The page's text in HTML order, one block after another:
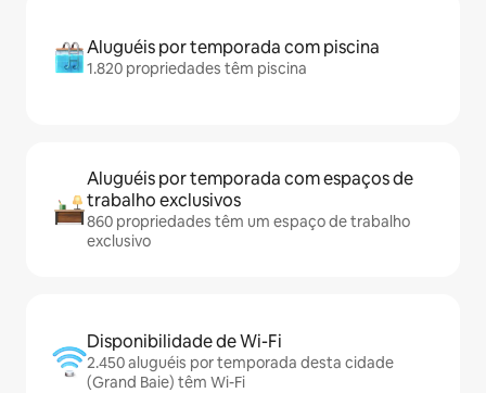
Aluguéis por temporada com piscina
1.820 propriedades têm piscina
Aluguéis por temporada com espaços de
trabalho exclusivos
860 propriedades têm um espaço de trabalho
exclusivo
Disponibilidade de Wi-Fi
2.450 aluguéis por temporada desta cidade
(Grand Baie) têm Wi-Fi